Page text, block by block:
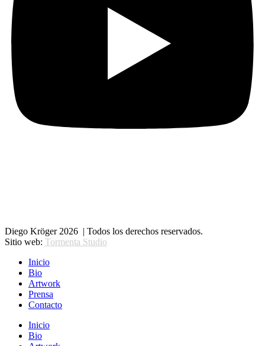
Diego Kröger 2026 | Todos los derechos reservados.
Sitio web: Tormenta Studio
Inicio
Bio
Artwork
Prensa
Contacto
Inicio
Bio